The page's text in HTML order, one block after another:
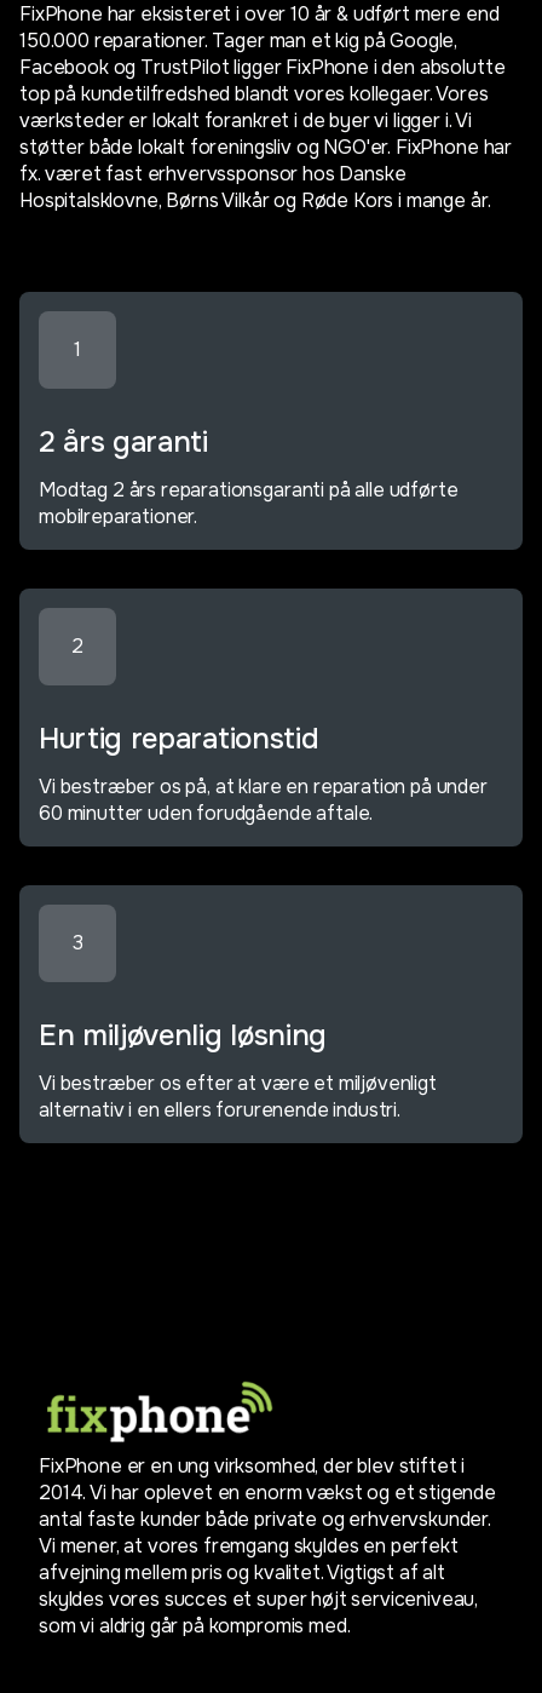
FixPhone har eksisteret i over 10 år & udført mere end
150.000 reparationer. Tager man et kig på Google,
Facebook og TrustPilot ligger FixPhone i den absolutte
top på kundetilfredshed blandt vores kollegaer. Vores
værksteder er lokalt forankret i de byer vi ligger i. Vi
støtter både lokalt foreningsliv og NGO'er. FixPhone har
fx. været fast erhvervssponsor hos Danske
Hospitalsklovne, Børns Vilkår og Røde Kors i mange år.
1
2 års garanti
Modtag 2 års reparationsgaranti på alle udførte
mobilreparationer.
2
Hurtig reparationstid
Vi bestræber os på, at klare en reparation på under
60 minutter uden forudgående aftale.
3
En miljøvenlig løsning
Vi bestræber os efter at være et miljøvenligt
alternativ i en ellers forurenende industri.
FixPhone er en ung virksomhed, der blev stiftet i
2014. Vi har oplevet en enorm vækst og et stigende
antal faste kunder både private og erhvervskunder.
Vi mener, at vores fremgang skyldes en perfekt
afvejning mellem pris og kvalitet. Vigtigst af alt
skyldes vores succes et super højt serviceniveau,
som vi aldrig går på kompromis med.